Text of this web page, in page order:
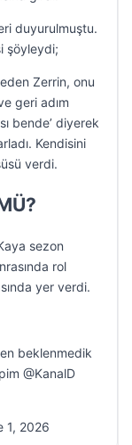
duyurulmuştu.
şöyleydi;
Zerrin, onu
geri adım
bende’ diyerek
Kendisini
verdi.
sezon
rol
yer verdi.
beklenmedik
@KanalD
1, 2026